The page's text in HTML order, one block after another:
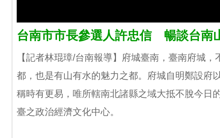
台南市市長參選人許忠信 暢談台南
【記者林琨璋/台南報導】府城臺南，臺南府城
都，也是有山有水的魅力之都。府城自明鄭設府
稱時有更易，唯所轄南北諸縣之域大抵不脫今日
臺之政治經濟文化中心。